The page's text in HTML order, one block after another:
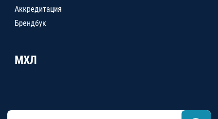
Аккредитация
Брендбук
МХЛ